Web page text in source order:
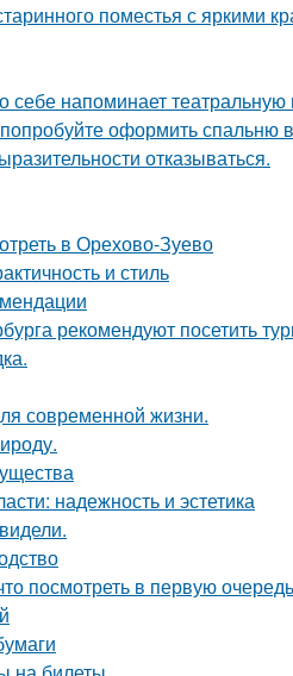
поместья с яркими
напоминает театральную
оформить спальню
отказываться.
в Орехово-Зуево
и стиль
рекомендуют посетить
современной жизни.
надежность и эстетика
посмотреть в первую очередь